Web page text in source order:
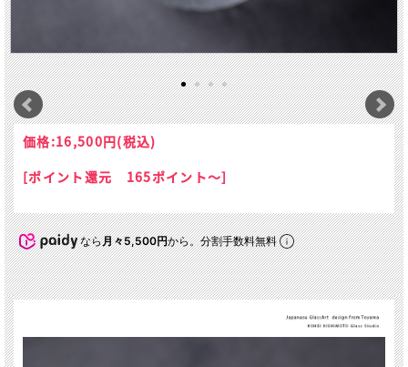
価格:16,500円(税込)
[ポイント還元 165ポイント～]
なら月々5,500円から。分割手数料無料